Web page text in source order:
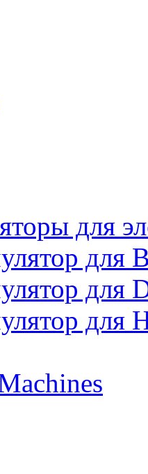
для
для
для
для